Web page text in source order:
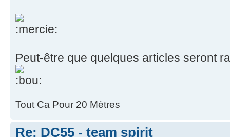
Peut-être que quelques articles seront
Tout Ca Pour 20 Mètres
Re: DC55 - team spirit